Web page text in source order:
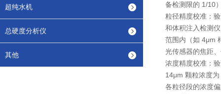
超纯水机
总硬度分析仪
其他
备检测限的 1/10
粒径精度校准：
和体积注入检测
范围内（如 4μm
光传感器的焦距
浓度精度校准：
14μm 颗粒浓度
各粒径段的浓度